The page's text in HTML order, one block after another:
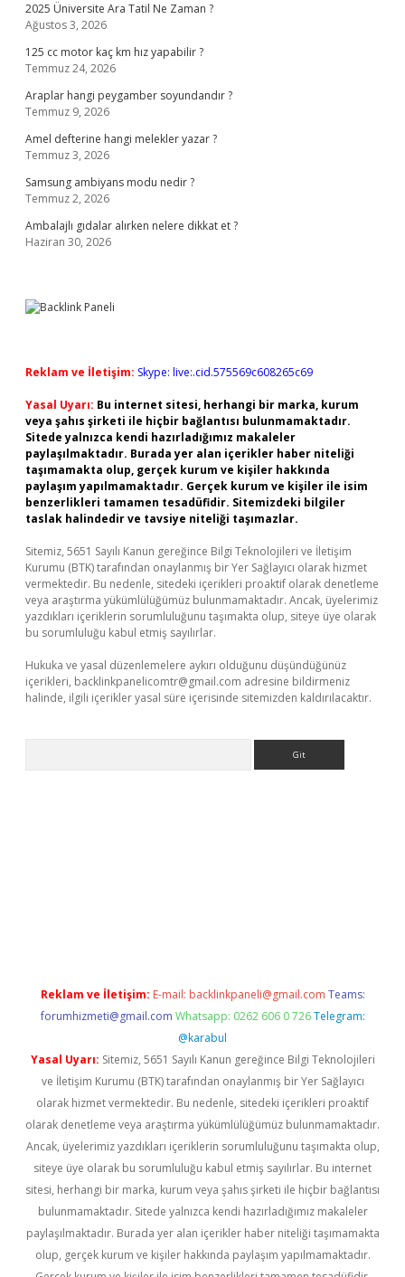
2025 Üniversite Ara Tatil Ne Zaman ?
Ağustos 3, 2026
125 cc motor kaç km hız yapabilir ?
Temmuz 24, 2026
Araplar hangi peygamber soyundandır ?
Temmuz 9, 2026
Amel defterine hangi melekler yazar ?
Temmuz 3, 2026
Samsung ambiyans modu nedir ?
Temmuz 2, 2026
Ambalajlı gıdalar alırken nelere dikkat et ?
Haziran 30, 2026
Reklam ve İletişim: Skype: live:.cid.575569c608265c69
Yasal Uyarı: Bu internet sitesi, herhangi bir marka, kurum
veya şahıs şirketi ile hiçbir bağlantısı bulunmamaktadır.
Sitede yalnızca kendi hazırladığımız makaleler
paylaşılmaktadır. Burada yer alan içerikler haber niteliği
taşımamakta olup, gerçek kurum ve kişiler hakkında
paylaşım yapılmamaktadır. Gerçek kurum ve kişiler ile isim
benzerlikleri tamamen tesadüfidir. Sitemizdeki bilgiler
taslak halindedir ve tavsiye niteliği taşımazlar.
Sitemiz, 5651 Sayılı Kanun gereğince Bilgi Teknolojileri ve İletişim
Kurumu (BTK) tarafından onaylanmış bir Yer Sağlayıcı olarak hizmet
vermektedir. Bu nedenle, sitedeki içerikleri proaktif olarak denetleme
veya araştırma yükümlülüğümüz bulunmamaktadır. Ancak, üyelerimiz
yazdıkları içeriklerin sorumluluğunu taşımakta olup, siteye üye olarak
bu sorumluluğu kabul etmiş sayılırlar.
Hukuka ve yasal düzenlemelere aykırı olduğunu düşündüğünüz
içerikleri, backlinkpanelicomtr@gmail.com adresine bildirmeniz
halinde, ilgili içerikler yasal süre içerisinde sitemizden kaldırılacaktır.
Reklam ve İletişim: E-mail: backlinkpaneli@gmail.com Teams:
forumhizmeti@gmail.com Whatsapp: 0262 606 0 726 Telegram:
@karabul
Yasal Uyarı: Sitemiz, 5651 Sayılı Kanun gereğince Bilgi Teknolojileri
ve İletişim Kurumu (BTK) tarafından onaylanmış bir Yer Sağlayıcı
olarak hizmet vermektedir. Bu nedenle, sitedeki içerikleri proaktif
olarak denetleme veya araştırma yükümlülüğümüz bulunmamaktadır.
Ancak, üyelerimiz yazdıkları içeriklerin sorumluluğunu taşımakta olup,
siteye üye olarak bu sorumluluğu kabul etmiş sayılırlar. Bu internet
sitesi, herhangi bir marka, kurum veya şahıs şirketi ile hiçbir bağlantısı
bulunmamaktadır. Sitede yalnızca kendi hazırladığımız makaleler
paylaşılmaktadır. Burada yer alan içerikler haber niteliği taşımamakta
olup, gerçek kurum ve kişiler hakkında paylaşım yapılmamaktadır.